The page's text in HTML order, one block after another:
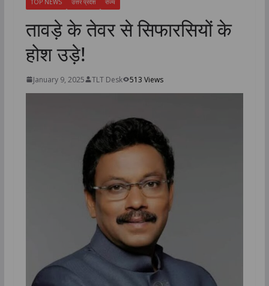
तावड़े के तेवर से सिफारसियों के
होश उड़े!
January 9, 2025 TLT Desk 513 Views